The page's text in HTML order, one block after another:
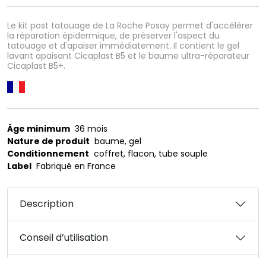
Le kit post tatouage de La Roche Posay permet d'accélérer
la réparation épidermique, de préserver l'aspect du
tatouage et d'apaiser immédiatement. Il contient le gel
lavant apaisant Cicaplast B5 et le baume ultra-réparateur
Cicaplast B5+.
Âge minimum 36 mois
Nature de produit baume, gel
Conditionnement coffret, flacon, tube souple
Label Fabriqué en France
Description
Conseil d’utilisation